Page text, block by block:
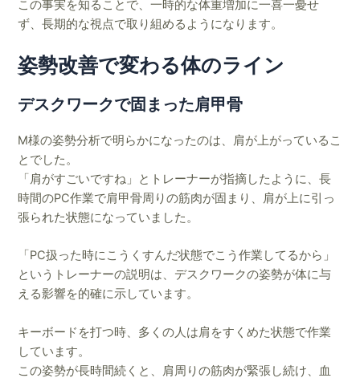
この事実を知ることで、一時的な体重増加に一喜一憂せ
ず、長期的な視点で取り組めるようになります。
姿勢改善で変わる体のライン
デスクワークで固まった肩甲骨
M様の姿勢分析で明らかになったのは、肩が上がっているこ
とでした。
「肩がすごいですね」とトレーナーが指摘したように、長
時間のPC作業で肩甲骨周りの筋肉が固まり、肩が上に引っ
張られた状態になっていました。
「PC扱った時にこうくすんだ状態でこう作業してるから」
というトレーナーの説明は、デスクワークの姿勢が体に与
える影響を的確に示しています。
キーボードを打つ時、多くの人は肩をすくめた状態で作業
しています。
この姿勢が長時間続くと、肩周りの筋肉が緊張し続け、血